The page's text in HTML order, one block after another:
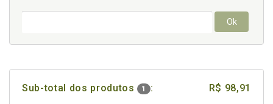
Ok
Sub-total dos produtos 1 : R$ 98,91